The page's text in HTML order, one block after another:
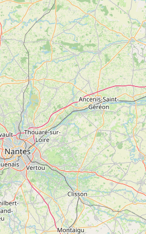
: les marais salants, le port
family story : Nathan, the elder
!
: teepees, safari tents, gypsy